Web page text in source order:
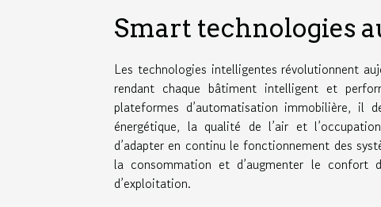
Smart technologies
Les technologies intelligentes révolutionnent
rendant chaque bâtiment intelligent et
plateformes d’automatisation immobilière, il
énergétique, la qualité de l’air et
d’adapter en continu le fonctionnement des
la consommation et d’augmenter le confort
d’exploitation.